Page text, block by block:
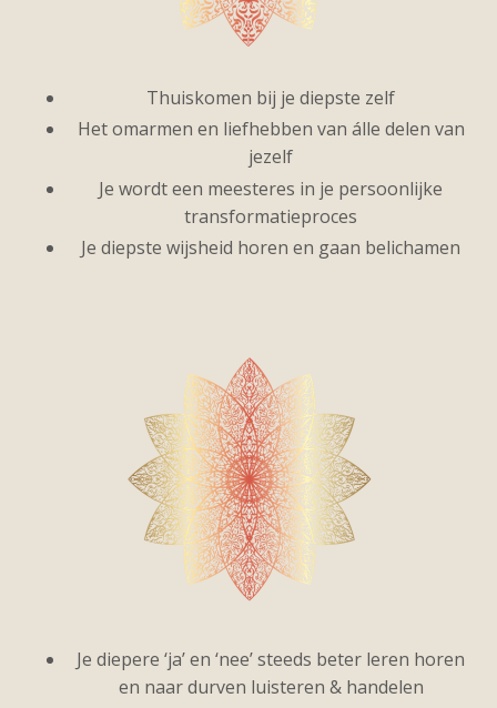
Thuiskomen bij je diepste zelf
Het omarmen en liefhebben van álle delen van
jezelf
Je wordt een meesteres in je persoonlijke
transformatieproces
Je diepste wijsheid horen en gaan belichamen
Je diepere ‘ja’ en ‘nee’ steeds beter leren horen
en naar durven luisteren & handelen